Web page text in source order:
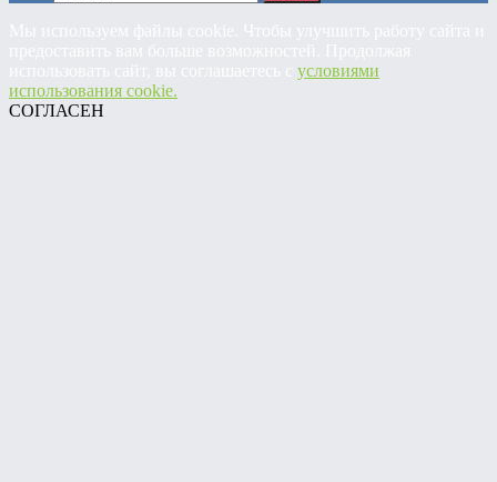
условиями
использования cookie.
СОГЛАСЕН